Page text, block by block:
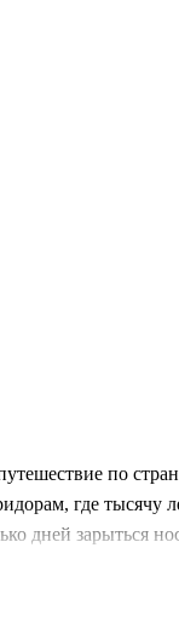
по
где тысячу
дней зарыться
чуда —